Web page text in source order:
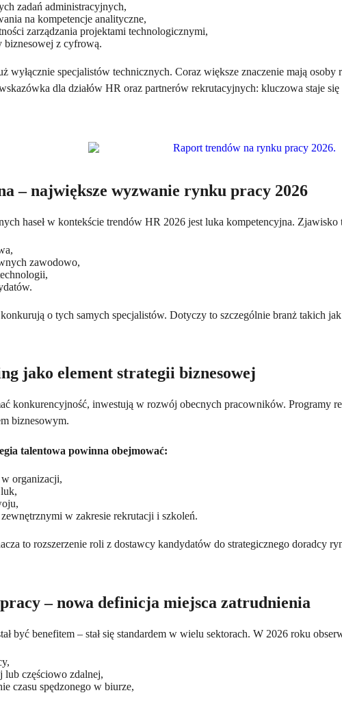
zadań administracyjnych,
na kompetencje analityczne,
zarządzania projektami technologicznymi,
biznesowej z cyfrową.
wyłącznie specjalistów technicznych. Coraz większe znaczenie mają osoby
dla działów HR oraz partnerów rekrutacyjnych: kluczowa staje
– największe wyzwanie rynku pracy 2026
haseł w kontekście trendów HR 2026 jest luka kompetencyjna.
zawodowo,
o tych samych specjalistów. Dotyczy to szczególnie branż takich
jako element strategii biznesowej
konkurencyjność, inwestują w rozwój obecnych pracowników. Programy
biznesowym.
talentowa powinna obejmować:
organizacji,
zewnętrznymi w zakresie rekrutacji i szkoleń.
to rozszerzenie roli z dostawcy kandydatów do strategicznego doradcy
– nowa definicja miejsca zatrudnienia
być benefitem – stał się standardem w wielu sektorach. W 2026 roku
lub częściowo zdalnej,
czasu spędzonego w biurze,